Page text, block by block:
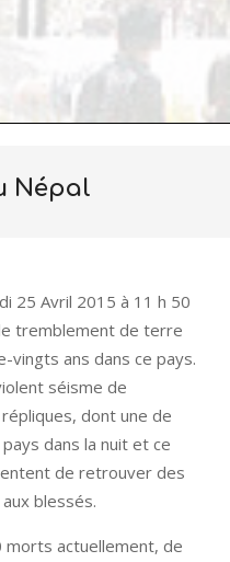
Népal
25 Avril 2015 à 11 h 50
le tremblement de terre
vingts ans dans ce pays.
séisme de
dont une de
dans la nuit et ce
de retrouver des
blessés.
morts actuellement, de